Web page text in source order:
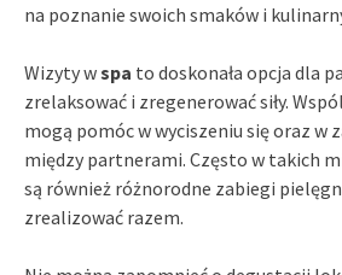
na poznanie swoich smaków i
Wizyty wspa to doskonała opcja dla
zrelaksować i zregenerować siły.
mogą pomóc w wyciszeniu się oraz w
między partnerami. Często w takich
są również różnorodne zabiegi
zrealizować razem.